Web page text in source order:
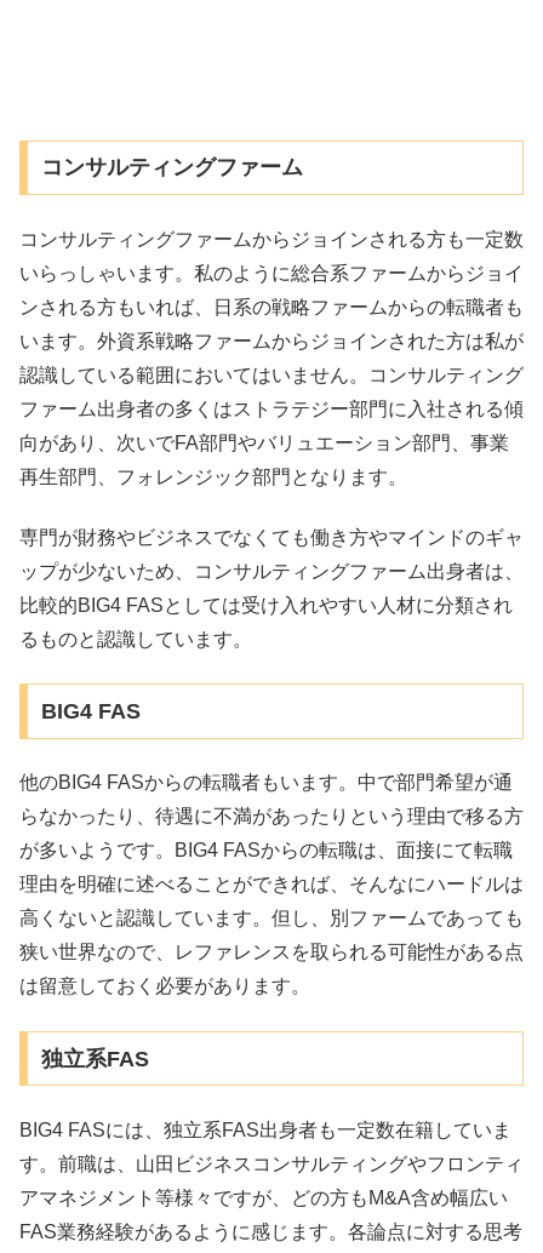
コンサルティングファーム
コンサルティングファームからジョインされる方も一定数
いらっしゃいます。私のように総合系ファームからジョイ
ンされる方もいれば、日系の戦略ファームからの転職者も
います。外資系戦略ファームからジョインされた方は私が
認識している範囲においてはいません。コンサルティング
ファーム出身者の多くはストラテジー部門に入社される傾
向があり、次いでFA部門やバリュエーション部門、事業
再生部門、フォレンジック部門となります。
専門が財務やビジネスでなくても働き方やマインドのギャ
ップが少ないため、コンサルティングファーム出身者は、
比較的BIG4 FASとしては受け入れやすい人材に分類され
るものと認識しています。
BIG4 FAS
他のBIG4 FASからの転職者もいます。中で部門希望が通
らなかったり、待遇に不満があったりという理由で移る方
が多いようです。BIG4 FASからの転職は、面接にて転職
理由を明確に述べることができれば、そんなにハードルは
高くないと認識しています。但し、別ファームであっても
狭い世界なので、レファレンスを取られる可能性がある点
は留意しておく必要があります。
独立系FAS
BIG4 FASには、独立系FAS出身者も一定数在籍していま
す。前職は、山田ビジネスコンサルティングやフロンティ
アマネジメント等様々ですが、どの方もM&A含め幅広い
FAS業務経験があるように感じます。各論点に対する思考